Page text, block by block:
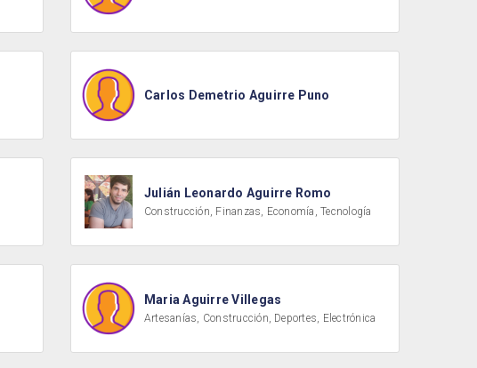
Carlos Demetrio Aguirre Puno
Julián Leonardo Aguirre Romo
Construcción, Finanzas, Economía, Tecnología
Maria Aguirre Villegas
Artesanías, Construcción, Deportes, Electrónica